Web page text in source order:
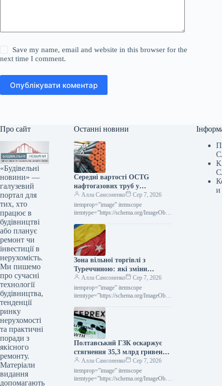
Save my name, email and website in this browser for the
next time I comment.
Опублікувати коментар
Про сайт
«Будівельні
новини» —
галузевий
портал для
тих, хто
працює в
будівництві
або планує
ремонт чи
інвестиції в
нерухомість.
Ми пишемо
про сучасні
технології
будівництва,
тенденції
ринку
нерухомості
та практичні
поради з
якісного
ремонту.
Матеріали
видання
допомагають
Останні новини
Середні вартості OCTG
нафтогазових труб у
Сполучених Штатах у липні
залишалися незмінними,
досягнувши позначки $2563 за
Алла Самсоненко
Сер 7, 2026
itemprop=”image” itemscope
itemtype=”https://schema.org/ImageObje
Глобальний ринок ціни на прокат
Роздрукувати 297 06 Серпня 2026
Середні ціни на нафтогазові труби…
Зона вільної торгівлі з
Туреччиною: які зміни
чекають на українське
металоведення
Алла Самсоненко
Сер 7, 2026
itemprop=”image” itemscope
itemtype=”https://schema.org/ImageObje
СтаттіІндустріяторгівляРоздрукувати
7106 Серпня 2026 ЗВТ із Туреччиною:
що зміниться для української
металопродукції Читайте на
русскомRead in…
Полтавський ГЗК оскаржує
стягнення 35,3 млрд гривень
за невиконання норм
валютного регулювання.
Алла Самсоненко
Сер 7, 2026
itemprop=”image” itemscope
itemtype=”https://schema.org/ImageObje
и